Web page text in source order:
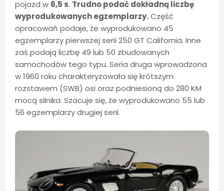
pojazd w 6,5 s. Trudno podać dokładną liczbę
wyprodukowanych egzemplarzy.Część
opracowań podaje, że wyprodukowano 45
egzemplarzy pierwszej serii 250 GT California. Inne
zaś podają liczbę 49 lub 50 zbudowanych
samochodów tego typu. Seria druga wprowadzona
w 1960 roku charakteryzowała się krótszym
rozstawem (SWB) osi oraz podniesioną do 280 KM
mocą silnika. Szacuje się, że wyprodukowano 55 lub
56 egzemplarzy drugiej serii.